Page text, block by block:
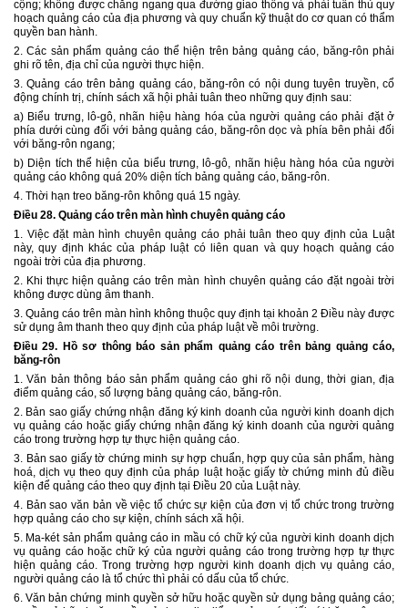
cộng; không được chăng ngang qua đường giao thông và phải tuân thủ quy
hoạch quảng cáo của địa phương và quy chuẩn kỹ thuật do cơ quan có thẩm
quyền ban hành.
2. Các sản phẩm quảng cáo thể hiện trên bảng quảng cáo, băng-rôn phải
ghi rõ tên, địa chỉ của người thực hiện.
3. Quảng cáo trên bảng quảng cáo, băng-rôn có nội dung tuyên truyền, cổ
động chính trị, chính sách xã hội phải tuân theo những quy định sau:
a) Biểu trưng, lô-gô, nhãn hiệu hàng hóa của người quảng cáo phải đặt ở
phía dưới cùng đối với bảng quảng cáo, băng-rôn dọc và phía bên phải đối
với băng-rôn ngang;
b) Diện tích thể hiện của biểu trưng, lô-gô, nhãn hiệu hàng hóa của người
quảng cáo không quá 20% diện tích bảng quảng cáo, băng-rôn.
4. Thời hạn treo băng-rôn không quá 15 ngày.
Điều 28. Quảng cáo trên màn hình chuyên quảng cáo
1. Việc đặt màn hình chuyên quảng cáo phải tuân theo quy định của Luật
này, quy định khác của pháp luật có liên quan và quy hoạch quảng cáo
ngoài trời của địa phương.
2. Khi thực hiện quảng cáo trên màn hình chuyên quảng cáo đặt ngoài trời
không được dùng âm thanh.
3. Quảng cáo trên màn hình không thuộc quy định tại khoản 2 Điều này được
sử dụng âm thanh theo quy định của pháp luật về môi trường.
Điều 29. Hồ sơ thông báo sản phẩm quảng cáo trên bảng quảng cáo,
băng-rôn
1. Văn bản thông báo sản phẩm quảng cáo ghi rõ nội dung, thời gian, địa
điểm quảng cáo, số lượng bảng quảng cáo, băng-rôn.
2. Bản sao giấy chứng nhận đăng ký kinh doanh của người kinh doanh dịch
vụ quảng cáo hoặc giấy chứng nhận đăng ký kinh doanh của người quảng
cáo trong trường hợp tự thực hiện quảng cáo.
3. Bản sao giấy tờ chứng minh sự hợp chuẩn, hợp quy của sản phẩm, hàng
hoá, dịch vụ theo quy định của pháp luật hoặc giấy tờ chứng minh đủ điều
kiện để quảng cáo theo quy định tại Điều 20 của Luật này.
4. Bản sao văn bản về việc tổ chức sự kiện của đơn vị tổ chức trong trường
hợp quảng cáo cho sự kiện, chính sách xã hội.
5. Ma-két sản phẩm quảng cáo in mầu có chữ ký của người kinh doanh dịch
vụ quảng cáo hoặc chữ ký của người quảng cáo trong trường hợp tự thực
hiện quảng cáo. Trong trường hợp người kinh doanh dịch vụ quảng cáo,
người quảng cáo là tổ chức thì phải có dấu của tổ chức.
6. Văn bản chứng minh quyền sở hữu hoặc quyền sử dụng bảng quảng cáo;